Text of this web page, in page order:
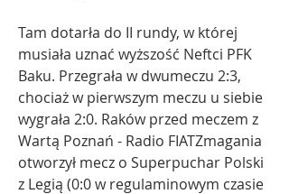
Tam dotarła do II rundy, w której
musiała uznać wyższość Neftci PFK
Baku. Przegrała w dwumeczu 2:3,
chociaż w pierwszym meczu u siebie
wygrała 2:0. Raków przed meczem z
Wartą Poznań - Radio FIATZmagania
otworzył mecz o Superpuchar Polski
z Legią (0:0 w regulaminowym czasie